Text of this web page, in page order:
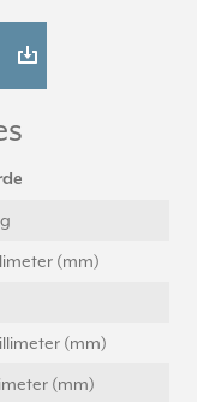
(mm)
(mm)
(mm)